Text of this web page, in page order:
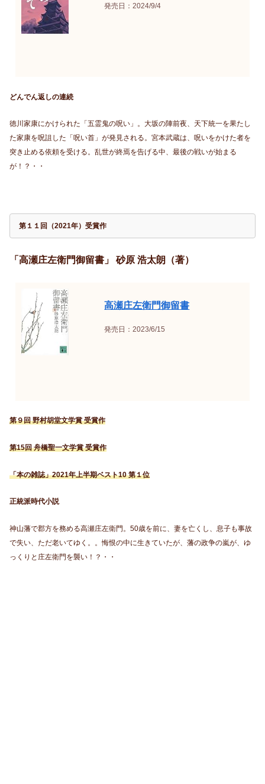
発売日：2024/9/4
どんでん返しの連続
徳川家康にかけられた「五霊鬼の呪い」。大坂の陣前夜、天下統一を果たし
た家康を呪詛した「呪い首」が発見される。宮本武蔵は、呪いをかけた者を
突き止める依頼を受ける。乱世が終焉を告げる中、最後の戦いが始まる
が！？・・
第１１回（2021年）受賞作
「高瀬庄左衛門御留書」 砂原 浩太朗（著）
高瀬庄左衛門御留書
発売日：2023/6/15
第９回 野村胡堂文学賞 受賞作
第15回 舟橋聖一文学賞 受賞作
「本の雑誌」2021年上半期ベスト10 第１位
正統派時代小説
神山藩で郡方を務める高瀬庄左衛門。50歳を前に、妻を亡くし、息子も事故
で失い、ただ老いてゆく。。悔恨の中に生きていたが、藩の政争の嵐が、ゆ
っくりと庄左衛門を襲い！？・・